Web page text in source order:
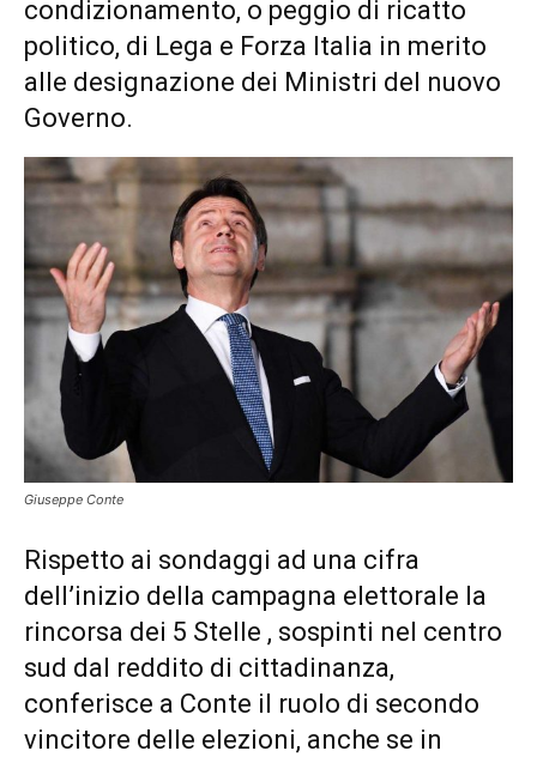
condizionamento, o peggio di ricatto
politico, di Lega e Forza Italia in merito
alle designazione dei Ministri del nuovo
Governo.
Giuseppe Conte
Rispetto ai sondaggi ad una cifra
dell’inizio della campagna elettorale la
rincorsa dei 5 Stelle , sospinti nel centro
sud dal reddito di cittadinanza,
conferisce a Conte il ruolo di secondo
vincitore delle elezioni, anche se in